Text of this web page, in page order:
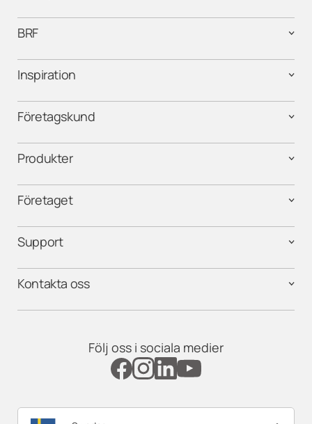
BRF
Inspiration
Företagskund
Produkter
Företaget
Support
Kontakta oss
Följ oss i sociala medier